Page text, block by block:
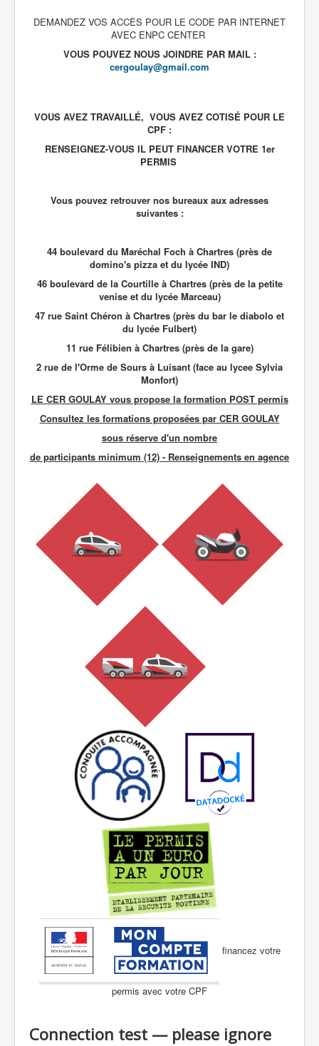
DEMANDEZ VOS ACCÈS POUR LE CODE PAR INTERNET
AVEC ENPC CENTER
VOUS POUVEZ NOUS JOINDRE PAR MAIL :
cergoulay@gmail.com
VOUS AVEZ TRAVAILLÉ, VOUS AVEZ COTISÉ POUR LE
CPF :
RENSEIGNEZ-VOUS IL PEUT FINANCER VOTRE 1er
PERMIS
Vous pouvez retrouver nos bureaux aux adresses
suivantes :
44 boulevard du Maréchal Foch à Chartres (près de
domino's pizza et du lycée IND)
46 boulevard de la Courtille à Chartres (près de la petite
venise et du lycée Marceau)
47 rue Saint Chéron à Chartres (près du bar le diabolo et
du lycée Fulbert)
11 rue Félibien à Chartres (près de la gare)
2 rue de l'Orme de Sours à Luisant (face au lycee Sylvia
Monfort)
LE CER GOULAY vous propose la formation POST permis
Consultez les formations proposées par CER GOULAY
sous réserve d'un nombre
de participants minimum (12) - Renseignements en agence
financez votre
permis avec votre CPF
Connection test — please ignore